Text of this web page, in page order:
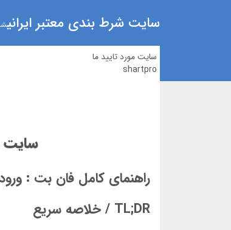
سایت شرط بندی معتبر ایرانی
سایت مورد تایید ما
shartpro
سایت
راهنمای کامل فان بت :
TL;DR / خلاصه سریع